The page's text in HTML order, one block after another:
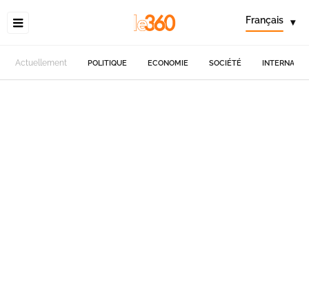
Français ▾
Actuellement POLITIQUE ECONOMIE SOCIÉTÉ